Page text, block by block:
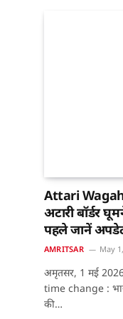
Attari
अटारी बॉर्डर
पहले जानें
AMRITSAR May
अमृतसर, 1 मई
time change :
की…